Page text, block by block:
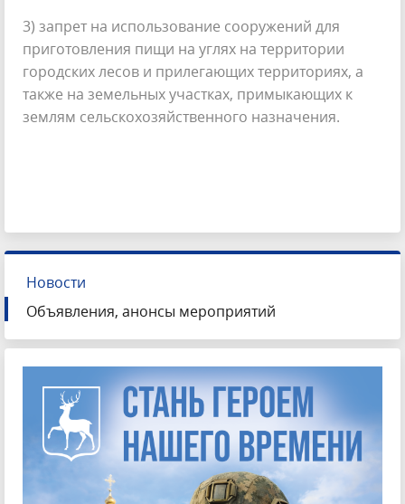
3) запрет на использование сооружений для
приготовления пищи на углях на территории
городских лесов и прилегающих территориях, а
также на земельных участках, примыкающих к
землям сельскохозяйственного назначения.
Новости
Объявления, анонсы мероприятий